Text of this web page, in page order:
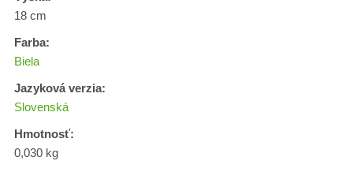
18 cm
Farba:
Biela
Jazyková verzia:
Slovenská
Hmotnosť:
0,030 kg